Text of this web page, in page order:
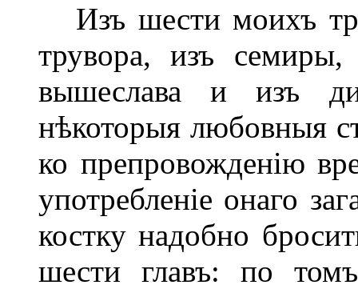
Изъ шести моихъ
трувора, изъ
вышеслава и изъ
нѣкоторыя любовныя
ко препровожденію
употребленіе онаго
костку надобно
шести главъ: по